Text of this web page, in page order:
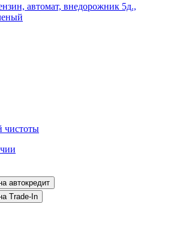
автомат, внедорожник 5д.,
чистоты
на автокредит
на Trade-In